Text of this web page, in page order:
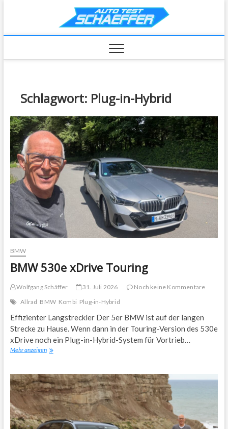
Schlagwort: Plug-in-Hybrid
BMW
BMW 530e xDrive Touring
Wolfgang Schäffer 31. Juli 2026
Noch keine Kommentare
Allrad BMW Kombi Plug-in-Hybrid
Effizienter Langstreckler Der 5er BMW ist auf der langen
Strecke zu Hause. Wenn dann in der Touring-Version des 530e
xDrive noch ein Plug-in-Hybrid-System für Vortrieb…
Mehr anzeigenBMW
Touring